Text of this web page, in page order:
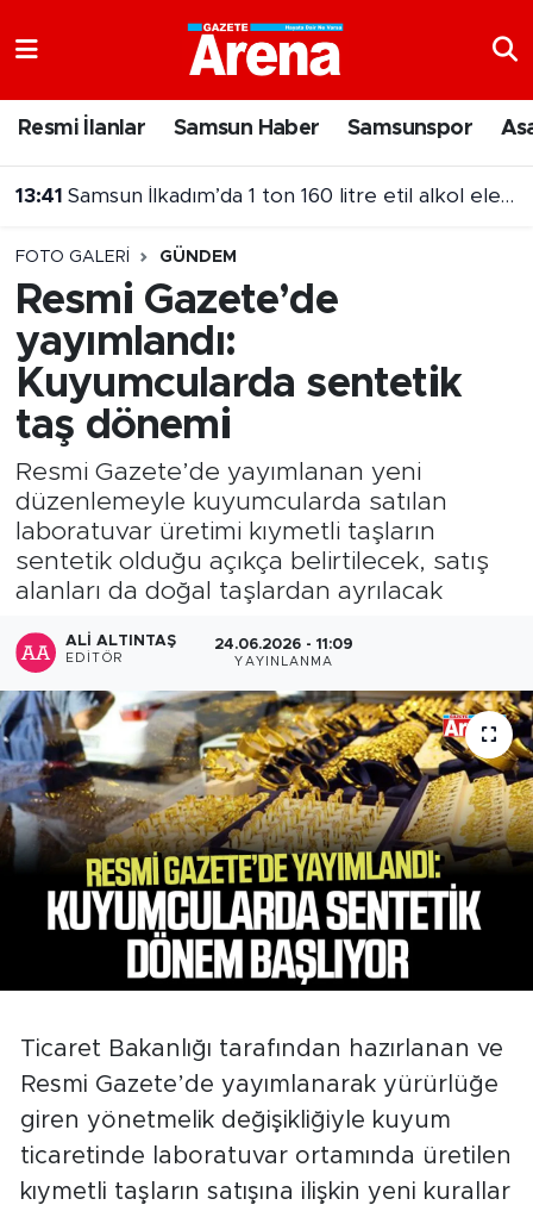
Resmi İlanlar Samsun Haber Samsunspor
13:26 MasterChef Türkiye’de 19. önlüğün sahibi belli oldu
FOTO GALERI GÜNDEM
Resmi Gazete’de
yayımlandı:
Kuyumcularda sentetik
taş dönemi
Resmi Gazete’de yayımlanan yeni
düzenlemeyle kuyumcularda satılan
laboratuvar üretimi kıymetli taşların
sentetik olduğu açıkça belirtilecek, satış
alanları da doğal taşlardan ayrılacak
ALI ALTINTAŞ
EDITÖR
24.06.2026 - 11:09
YAYINLANMA
Ticaret Bakanlığı tarafından hazırlanan ve
Resmi Gazete’de yayımlanarak yürürlüğe
giren yönetmelik değişikliğiyle kuyum
ticaretinde laboratuvar ortamında üretilen
kıymetli taşların satışına ilişkin yeni kurallar
Süper Lig Puan Durumu ve Fikstür
Tüm Manşetler
Haber Arşivi